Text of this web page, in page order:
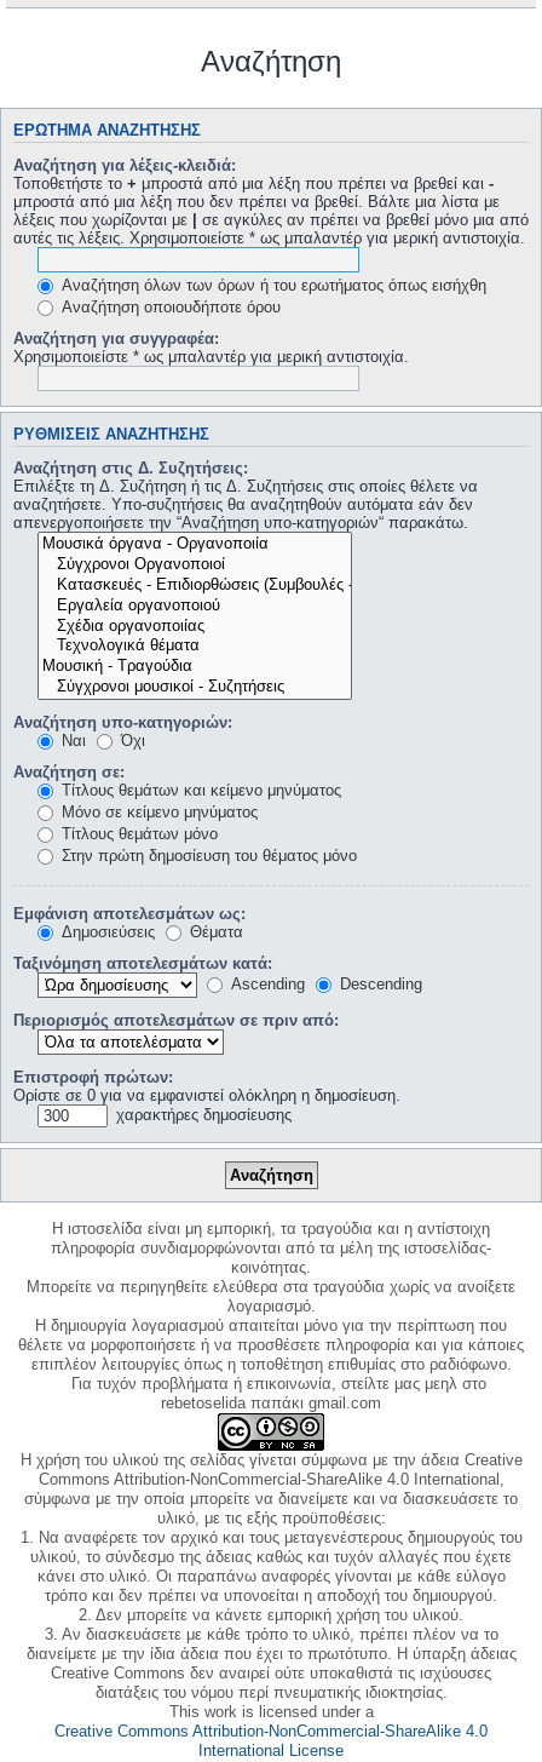
Αναζήτηση
ΕΡΏΤΗΜΑ ΑΝΑΖΉΤΗΣΗΣ
Αναζήτηση για λέξεις-κλειδιά:
Τοποθετήστε το + μπροστά από μια λέξη που πρέπει να βρεθεί και -
μπροστά από μια λέξη που δεν πρέπει να βρεθεί. Βάλτε μια λίστα με
λέξεις που χωρίζονται με | σε αγκύλες αν πρέπει να βρεθεί μόνο μια από
αυτές τις λέξεις. Χρησιμοποιείστε * ως μπαλαντέρ για μερική αντιστοιχία.
Αναζήτηση όλων των όρων ή του ερωτήματος όπως εισήχθη
Αναζήτηση οποιουδήποτε όρου
Αναζήτηση για συγγραφέα:
Χρησιμοποιείστε * ως μπαλαντέρ για μερική αντιστοιχία.
ΡΥΘΜΊΣΕΙΣ ΑΝΑΖΉΤΗΣΗΣ
Αναζήτηση στις Δ. Συζητήσεις:
Επιλέξτε τη Δ. Συζήτηση ή τις Δ. Συζητήσεις στις οποίες θέλετε να
αναζητήσετε. Υπο-συζητήσεις θα αναζητηθούν αυτόματα εάν δεν
απενεργοποιήσετε την “Αναζήτηση υπο-κατηγοριών“ παρακάτω.
Αναζήτηση υπο-κατηγοριών:
Ναι
Όχι
Αναζήτηση σε:
Τίτλους θεμάτων και κείμενο μηνύματος
Μόνο σε κείμενο μηνύματος
Τίτλους θεμάτων μόνο
Στην πρώτη δημοσίευση του θέματος μόνο
Εμφάνιση αποτελεσμάτων ως:
Δημοσιεύσεις
Θέματα
Ταξινόμηση αποτελεσμάτων κατά:
Ascending
Descending
Περιορισμός αποτελεσμάτων σε πριν από:
Επιστροφή πρώτων:
Ορίστε σε 0 για να εμφανιστεί ολόκληρη η δημοσίευση.
χαρακτήρες δημοσίευσης
Η ιστοσελίδα είναι μη εμπορική, τα τραγούδια και η αντίστοιχη
πληροφορία συνδιαμορφώνονται από τα μέλη της ιστοσελίδας-
κοινότητας.
Μπορείτε να περιηγηθείτε ελεύθερα στα τραγούδια χωρίς να ανοίξετε
λογαριασμό.
Η δημιουργία λογαριασμού απαιτείται μόνο για την περίπτωση που
θέλετε να μορφοποιήσετε ή να προσθέσετε πληροφορία και για κάποιες
επιπλέον λειτουργίες όπως η τοποθέτηση επιθυμίας στο ραδιόφωνο.
Για τυχόν προβλήματα ή επικοινωνία, στείλτε μας μεηλ στο
rebetoselida παπάκι gmail.com
Η χρήση του υλικού της σελίδας γίνεται σύμφωνα με την άδεια Creative
Commons Attribution-NonCommercial-ShareAlike 4.0 International,
σύμφωνα με την οποία μπορείτε να διανείμετε και να διασκευάσετε το
υλικό, με τις εξής προϋποθέσεις:
1. Να αναφέρετε τον αρχικό και τους μεταγενέστερους δημιουργούς του
υλικού, το σύνδεσμο της άδειας καθώς και τυχόν αλλαγές που έχετε
κάνει στο υλικό. Οι παραπάνω αναφορές γίνονται με κάθε εύλογο
τρόπο και δεν πρέπει να υπονοείται η αποδοχή του δημιουργού.
2. Δεν μπορείτε να κάνετε εμπορική χρήση του υλικού.
3. Αν διασκευάσετε με κάθε τρόπο το υλικό, πρέπει πλέον να το
διανείμετε με την ίδια άδεια που έχει το πρωτότυπο. Η ύπαρξη άδειας
Creative Commons δεν αναιρεί ούτε υποκαθιστά τις ισχύουσες
διατάξεις του νόμου περί πνευματικής ιδιοκτησίας.
This work is licensed under a
Creative Commons Attribution-NonCommercial-ShareAlike 4.0
International License